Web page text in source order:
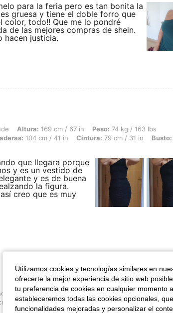
para la feria pero es tan bonita la
gruesa y tiene el doble forro que
color, todo!! Que me lo pondré
de las mejores compras de shein.
hacen justicia.
169 cm / 67 in, Peso: 74 kg / 163 lbs, Forma del
Altura: 169 cm / 67 in Peso: 74 kg / 163 lbs
104 cm / 41 in Cintura: 79 cm / 31 in Busto:
que llegara porque
y es un vestido de
y es de buena
la figura.
creo que es muy
158 cm / 62 in, Peso: 75 kg / 165 lbs, Caderas: 109 cm /
Altura:158 cm / 62 in Peso:75 kg / 165 lbs
/ 39 in Cintura:74 cm / 29 in Color:azul real
Utilizamos cookies y tecnologías similares en
ofrecerte la mejor experiencia de sitio web
tu preferencia de cookies en cualquier momento
estableceremos todas las cookies opcionales,
funcionalidades mejoradas y personalizar el